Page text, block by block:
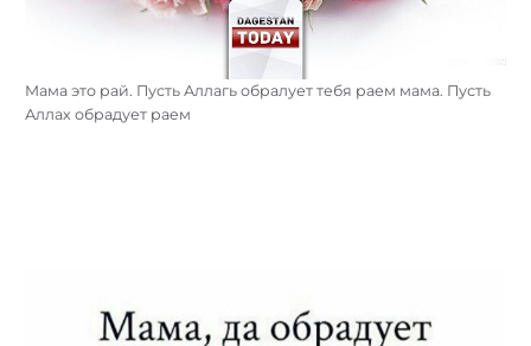
Мама это рай. Пусть Аллагь обралует тебя раем мама. Пусть
Аллах обрадует раем